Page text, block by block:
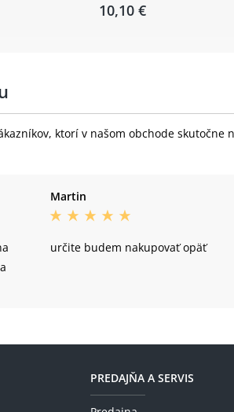
10,10 €
ktorí v našom obchode
Martin
určite budem nakupovať opäť
PREDAJŇA A SERVIS